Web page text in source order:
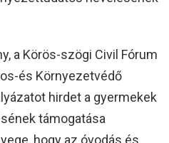
a Körös-szögi Civil Fórum
és Környezetvédő
hirdet a gyermekek
támogatása
hogy az óvodás és